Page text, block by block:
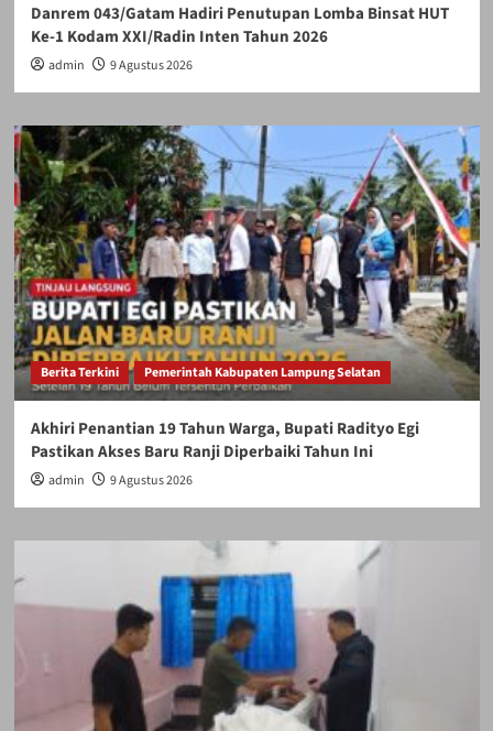
Danrem 043/Gatam Hadiri Penutupan Lomba Binsat HUT
Ke-1 Kodam XXI/Radin Inten Tahun 2026
admin 9 Agustus 2026
Berita Terkini Pemerintah Kabupaten Lampung Selatan
Akhiri Penantian 19 Tahun Warga, Bupati Radityo Egi
Pastikan Akses Baru Ranji Diperbaiki Tahun Ini
admin 9 Agustus 2026